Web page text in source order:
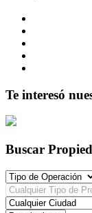
Te interesó
Buscar